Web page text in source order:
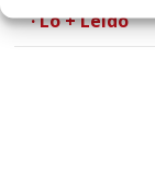
· Lo + Leído